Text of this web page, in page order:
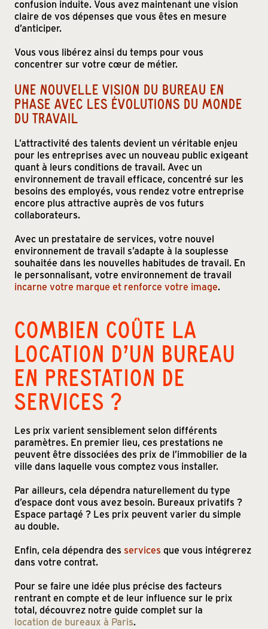
confusion induite. Vous avez maintenant une vision
claire de vos dépenses que vous êtes en mesure
d’anticiper.
Vous vous libérez ainsi du temps pour vous
concentrer sur votre cœur de métier.
UNE NOUVELLE VISION DU BUREAU EN
PHASE AVEC LES ÉVOLUTIONS DU MONDE
DU TRAVAIL
L’attractivité des talents devient un véritable enjeu
pour les entreprises avec un nouveau public exigeant
quant à leurs conditions de travail. Avec un
environnement de travail efficace, concentré sur les
besoins des employés, vous rendez votre entreprise
encore plus attractive auprès de vos futurs
collaborateurs.
Avec un prestataire de services, votre nouvel
environnement de travail s’adapte à la souplesse
souhaitée dans les nouvelles habitudes de travail. En
le personnalisant, votre environnement de travail
incarne votre marque et renforce votre image.
COMBIEN COÛTE LA
LOCATION D’UN BUREAU
EN PRESTATION DE
SERVICES ?
Les prix varient sensiblement selon différents
paramètres. En premier lieu, ces prestations ne
peuvent être dissociées des prix de l’immobilier de la
ville dans laquelle vous comptez vous installer.
Par ailleurs, cela dépendra naturellement du type
d’espace dont vous avez besoin. Bureaux privatifs ?
Espace partagé ? Les prix peuvent varier du simple
au double.
Enfin, cela dépendra des services que vous intégrerez
dans votre contrat.
Pour se faire une idée plus précise des facteurs
rentrant en compte et de leur influence sur le prix
total, découvrez notre guide complet sur la
location de bureaux à Paris.